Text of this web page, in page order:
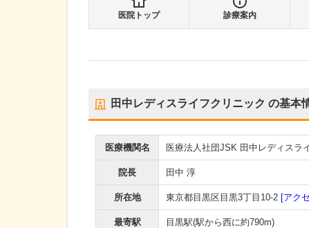
医院トップ 診療案内
田中レディスライフクリニック の基本
医療機関名 医療法人社団JSK 田中レディスラ
院長 田中 淳
所在地 東京都目黒区目黒3丁目10-2 [アク
最寄駅 目黒駅(駅から西に約790m)